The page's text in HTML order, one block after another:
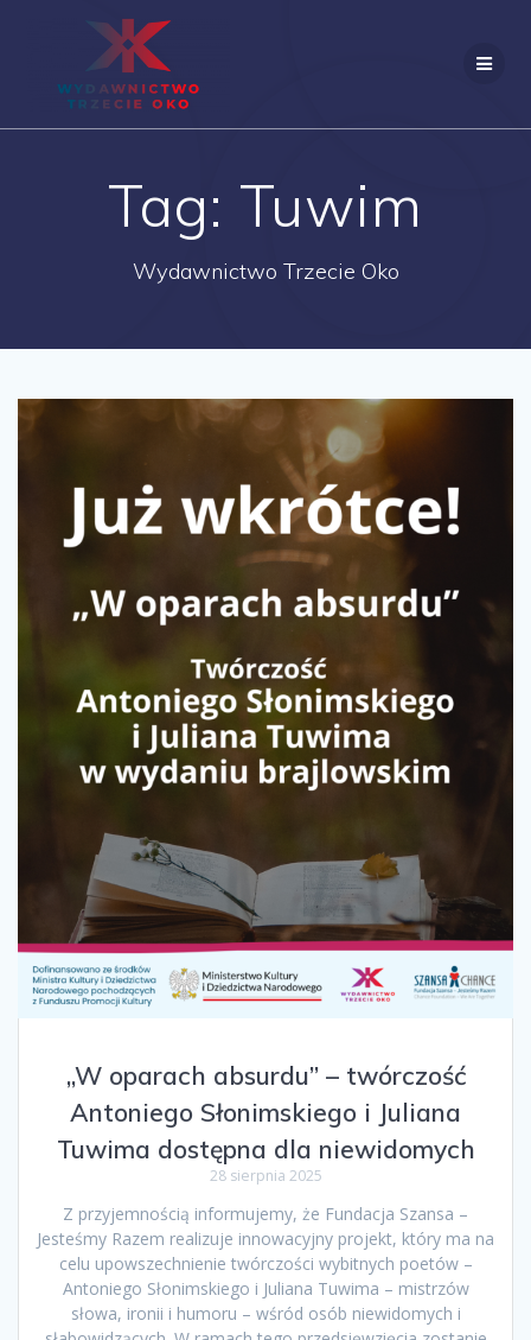
Tag: Tuwim
Wydawnictwo Trzecie Oko
„W oparach absurdu” – twórczość
Antoniego Słonimskiego i Juliana
Tuwima dostępna dla niewidomych
28 sierpnia 2025
Z przyjemnością informujemy, że Fundacja Szansa –
Jesteśmy Razem realizuje innowacyjny projekt, który ma na
celu upowszechnienie twórczości wybitnych poetów –
Antoniego Słonimskiego i Juliana Tuwima – mistrzów
słowa, ironii i humoru – wśród osób niewidomych i